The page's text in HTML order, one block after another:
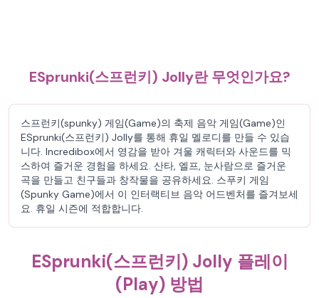
ESprunki(스프런키) Jolly란 무엇인가요?
스프런키(spunky) 게임(Game)의 축제 음악 게임(Game)인
ESprunki(스프런키) Jolly를 통해 휴일 멜로디를 만들 수 있습
니다. Incredibox에서 영감을 받아 겨울 캐릭터와 사운드를 믹
스하여 즐거운 경험을 하세요. 산타, 엘프, 눈사람으로 즐거운
곡을 만들고 친구들과 창작물을 공유하세요. 스푸키 게임
(Spunky Game)에서 이 인터랙티브 음악 어드벤처를 즐겨보세
요. 휴일 시즌에 적합합니다.
ESprunki(스프런키) Jolly 플레이
(Play) 방법